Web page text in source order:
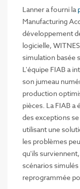
Lanner a fourni la
Manufacturing
développement
logicielle,
simulation basée
L'équipe FIAB a
son jumeau
production
pièces. La FIAB a
des exceptions
utilisant une
les problèmes
qu'ils
scénarios
reprogrammée